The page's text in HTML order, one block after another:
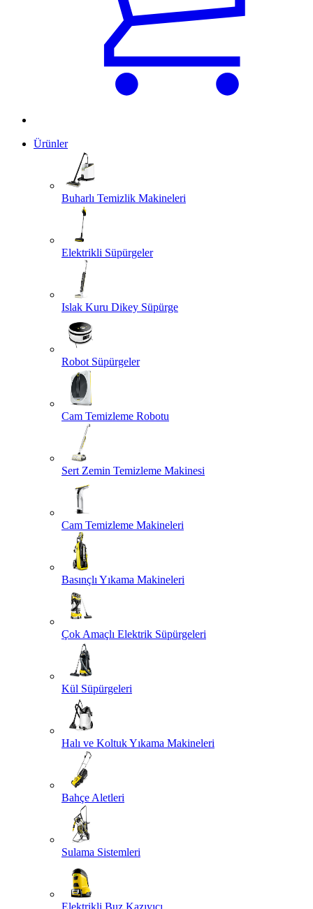
Ürünler
Buharlı Temizlik Makineleri
Elektrikli Süpürgeler
Islak Kuru Dikey Süpürge
Robot Süpürgeler
Cam Temizleme Robotu
Sert Zemin Temizleme Makinesi
Cam Temizleme Makineleri
Basınçlı Yıkama Makineleri
Çok Amaçlı Elektrik Süpürgeleri
Kül Süpürgeleri
Halı ve Koltuk Yıkama Makineleri
Bahçe Aletleri
Sulama Sistemleri